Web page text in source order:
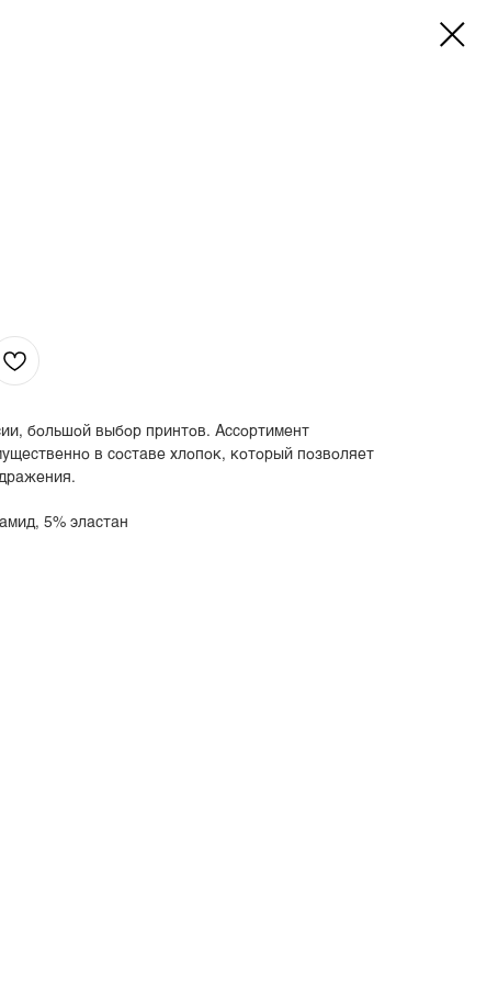
большой выбор принтов. Ассортимент
в составе хлопок, который позволяет
5% эластан